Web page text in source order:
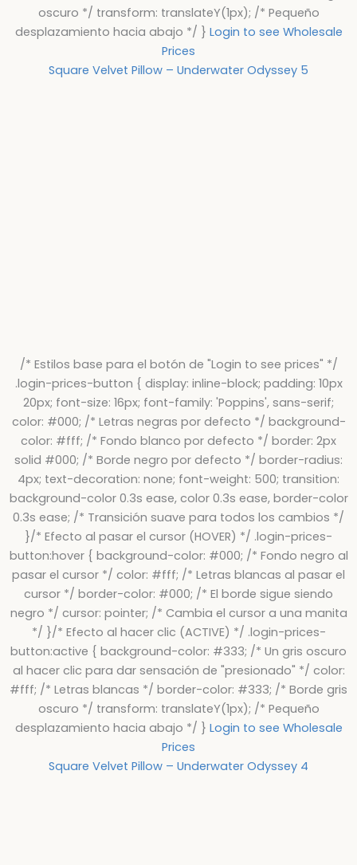
oscuro */ transform: translateY(1px); /* Pequeño
desplazamiento hacia abajo */ } Login to see Wholesale
Prices
Square Velvet Pillow – Underwater Odyssey 5
/* Estilos base para el botón de "Login to see prices" */
.login-prices-button { display: inline-block; padding: 10px
20px; font-size: 16px; font-family: 'Poppins', sans-serif;
color: #000; /* Letras negras por defecto */ background-
color: #fff; /* Fondo blanco por defecto */ border: 2px
solid #000; /* Borde negro por defecto */ border-radius:
4px; text-decoration: none; font-weight: 500; transition:
background-color 0.3s ease, color 0.3s ease, border-color
0.3s ease; /* Transición suave para todos los cambios */
}/* Efecto al pasar el cursor (HOVER) */ .login-prices-
button:hover { background-color: #000; /* Fondo negro al
pasar el cursor */ color: #fff; /* Letras blancas al pasar el
cursor */ border-color: #000; /* El borde sigue siendo
negro */ cursor: pointer; /* Cambia el cursor a una manita
*/ }/* Efecto al hacer clic (ACTIVE) */ .login-prices-
button:active { background-color: #333; /* Un gris oscuro
al hacer clic para dar sensación de "presionado" */ color:
#fff; /* Letras blancas */ border-color: #333; /* Borde gris
oscuro */ transform: translateY(1px); /* Pequeño
desplazamiento hacia abajo */ } Login to see Wholesale
Prices
Square Velvet Pillow – Underwater Odyssey 4